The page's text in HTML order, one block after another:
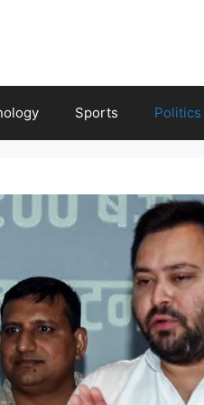
Sports Politics